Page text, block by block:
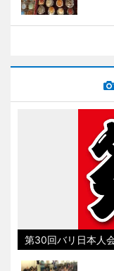
第30回バリ日本人